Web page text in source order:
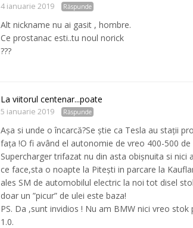
4 ianuarie 2019 Răspunde
Alt nickname nu ai gasit , hombre.
Ce prostanac esti..tu noul norick
???
La viitorul centenar...poate
5 ianuarie 2019 Răspunde
Așa si unde o încarcă?Se știe ca Tesla au stații
fața !O fi având el autonomie de vreo 400-500
Supercharger trifazat nu din asta obișnuita si nici
ce face,sta o noapte la Pitești in parcare la
ales SM de automobilul electric la noi tot disel
doar un ”picur” de ulei este baza!
PS. Da ,sunt invidios ! Nu am BMW nici vreo
1.0.